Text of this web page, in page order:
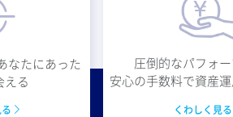
なたにあった
える
圧倒的なパフォ
安心の手数料で資産
くわしく見